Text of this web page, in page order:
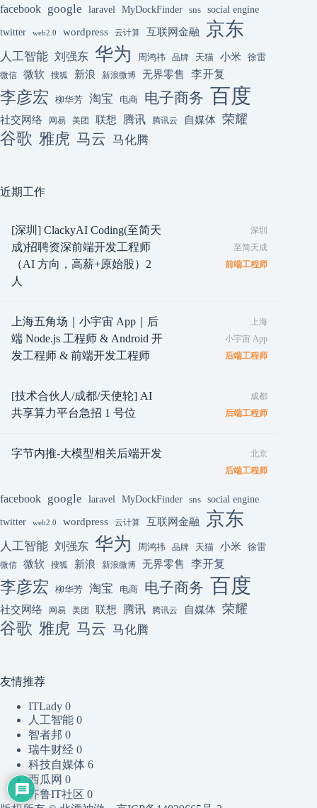
facebook google laravel MyDockFinder sns social engine
twitter web2.0 wordpress 云计算 互联网金融 京东
人工智能 刘强东 华为 周鸿祎 品牌 天猫 小米 徐雷
微信 微软 搜狐 新浪 新浪微博 无界零售 李开复
李彦宏 柳华芳 淘宝 电商 电子商务 百度
社交网络 网易 美团 联想 腾讯 腾讯云 自媒体 荣耀
谷歌 雅虎 马云 马化腾
近期工作
[深圳] ClackyAI Coding(至简天
成)招聘资深前端开发工程师
（AI 方向，高薪+原始股）2
人
深圳
至简天成
前端工程师
上海五角场｜小宇宙 App｜后
端 Node.js 工程师 & Android 开
发工程师 & 前端开发工程师
上海
小宇宙 App
后端工程师
[技术合伙人/成都/天使轮] AI
共享算力平台急招 1 号位
成都
后端工程师
字节内推-大模型相关后端开发
北京
后端工程师
facebook google laravel MyDockFinder sns social engine
twitter web2.0 wordpress 云计算 互联网金融 京东
人工智能 刘强东 华为 周鸿祎 品牌 天猫 小米 徐雷
微信 微软 搜狐 新浪 新浪微博 无界零售 李开复
李彦宏 柳华芳 淘宝 电商 电子商务 百度
社交网络 网易 美团 联想 腾讯 腾讯云 自媒体 荣耀
谷歌 雅虎 马云 马化腾
友情推荐
ITLady 0
人工智能 0
智者邦 0
瑞牛财经 0
科技自媒体 6
西瓜网 0
齐鲁IT社区 0